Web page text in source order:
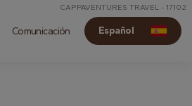
CAPPAVENTURES TRAVEL - 17102
Comunicación Español